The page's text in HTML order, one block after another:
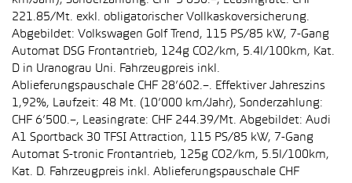
221.85/Mt. exkl. obligatorischer Vollkaskoversicherung.
Abgebildet: Volkswagen Golf Trend, 115 PS/85 kW, 7-Gang
Automat DSG Frontantrieb, 124g CO2/km, 5.4l/100km, Kat.
D in Uranograu Uni. Fahrzeugpreis inkl.
Ablieferungspauschale CHF 28’602.–. Effektiver Jahreszins
1,92%, Laufzeit: 48 Mt. (10’000 km/Jahr), Sonderzahlung:
CHF 6’500.–, Leasingrate: CHF 244.39/Mt. Abgebildet: Audi
A1 Sportback 30 TFSI Attraction, 115 PS/85 kW, 7-Gang
Automat S-tronic Frontantrieb, 125g CO2/km, 5.5l/100km,
Kat. D. Fahrzeugpreis inkl. Ablieferungspauschale CHF